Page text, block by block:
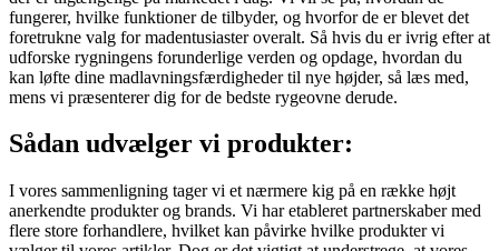
fungerer, hvilke funktioner de tilbyder, og hvorfor de er blevet det
foretrukne valg for madentusiaster overalt. Så hvis du er ivrig efter at
udforske rygningens forunderlige verden og opdage, hvordan du
kan løfte dine madlavningsfærdigheder til nye højder, så læs med,
mens vi præsenterer dig for de bedste rygeovne derude.
Sådan udvælger vi produkter:
I vores sammenligning tager vi et nærmere kig på en række højt
anerkendte produkter og brands. Vi har etableret partnerskaber med
flere store forhandlere, hvilket kan påvirke hvilke produkter vi